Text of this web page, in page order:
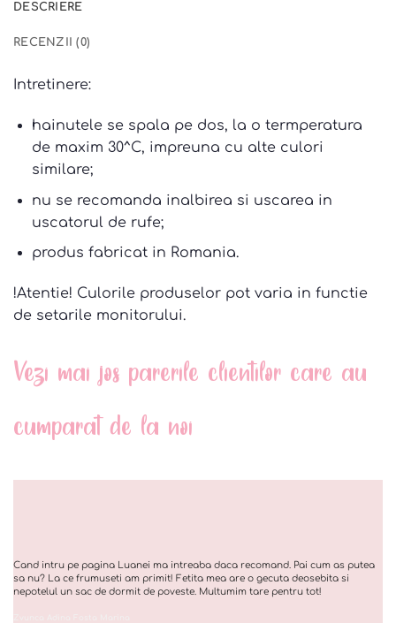
DESCRIERE
RECENZII (0)
Intretinere:
hainutele se spala pe dos, la o termperatura
de maxim 30^C, impreuna cu alte culori
similare;
nu se recomanda inalbirea si uscarea in
uscatorul de rufe;
produs fabricat in Romania.
!Atentie! Culorile produselor pot varia in functie
de setarile monitorului.
Vezi mai jos parerile clientilor care au
cumparat de la noi
Cand intru pe pagina Luanei ma intreaba daca recomand. Pai cum as putea
sa nu? La ce frumuseti am primit! Fetita mea are o gecuta deosebita si
nepotelul un sac de dormit de poveste. Multumim tare pentru tot!